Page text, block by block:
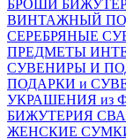
БРОШИ
ВИНТАЖНЫЙ
СЕРЕБРЯНЫЕ
ПРЕДМЕТЫ
СУВЕНИРЫ И
ПОДАРКИ и
УКРАШЕНИЯ из
БИЖУТЕРИЯ
ЖЕНСКИЕ